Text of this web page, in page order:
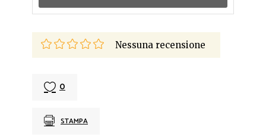
Nessuna recensione
0
STAMPA